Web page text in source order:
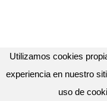
Utilizamos cookies
experiencia en nuestro
uso de